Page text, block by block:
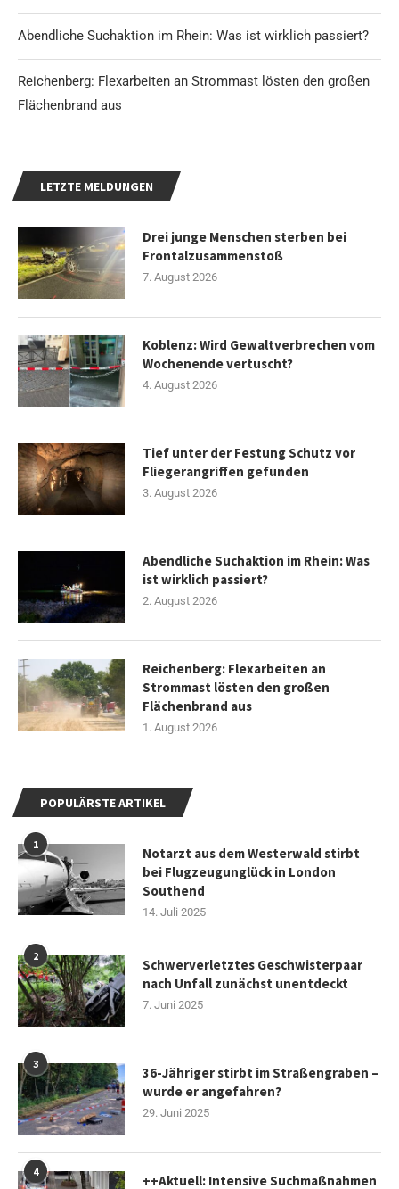
Abendliche Suchaktion im Rhein: Was ist wirklich passiert?
Reichenberg: Flexarbeiten an Strommast lösten den großen
Flächenbrand aus
LETZTE MELDUNGEN
Drei junge Menschen sterben bei
Frontalzusammenstoß
7. August 2026
Koblenz: Wird Gewaltverbrechen vom
Wochenende vertuscht?
4. August 2026
Tief unter der Festung Schutz vor
Fliegerangriffen gefunden
3. August 2026
Abendliche Suchaktion im Rhein: Was
ist wirklich passiert?
2. August 2026
Reichenberg: Flexarbeiten an
Strommast lösten den großen
Flächenbrand aus
1. August 2026
POPULÄRSTE ARTIKEL
1
Notarzt aus dem Westerwald stirbt
bei Flugzeugunglück in London
Southend
14. Juli 2025
2
Schwerverletztes Geschwisterpaar
nach Unfall zunächst unentdeckt
7. Juni 2025
3
36-Jähriger stirbt im Straßengraben –
wurde er angefahren?
29. Juni 2025
4
++Aktuell: Intensive Suchmaßnahmen